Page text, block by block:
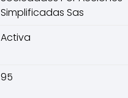
Simplificadas Sas
Activa
95